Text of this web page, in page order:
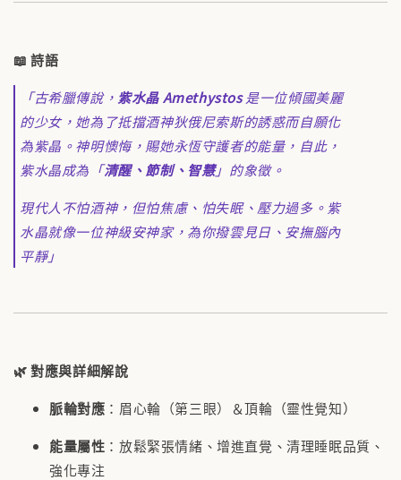
📖詩語
「古希臘傳說， 紫水晶 Amethystos是一位傾國美麗
的少女，她為了抵擋酒神狄俄尼索斯的誘惑而自願化
為紫晶。神明懊悔，賜她永恆守護者的能量，自此，
紫水晶成為「清醒、節制、智慧」的象徵。
現代人不怕酒神，但怕焦慮、怕失眠、壓力過多。紫
水晶就像一位神級安神家，為你撥雲見日、安撫腦內
平靜」
🌿對應與詳細解說
脈輪對應 ：眉心輪（第三眼）＆頂輪（靈性覺知）
能量屬性 ：放鬆緊張情緒、增進直覺、清理睡眠品質、
強化專注